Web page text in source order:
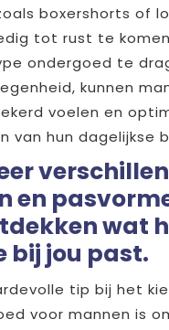
boxershorts of
tot rust te
ondergoed te
kunnen
voelen en
van hun dagelijkse
en
wat
bij jou past.
tip bij het
voor mannen is